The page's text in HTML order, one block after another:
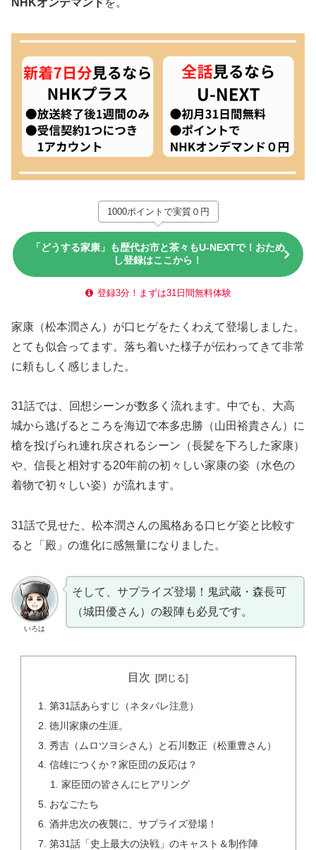
NHKオンデマンドを。
1000ポイントで実質０円
「どうする家康」も歴代お市と茶々もU-NEXTで！おため
し登録はここから！
登録3分！まずは31日間無料体験
家康（松本潤さん）が口ヒゲをたくわえて登場しました。
とても似合ってます。落ち着いた様子が伝わってきて非常
に頼もしく感じました。
31話では、回想シーンが数多く流れます。中でも、大高
城から逃げるところを海辺で本多忠勝（山田裕貴さん）に
槍を投げられ連れ戻されるシーン（長髪を下ろした家康）
や、信長と相対する20年前の初々しい家康の姿（水色の
着物で初々しい姿）が流れます。
31話で見せた、松本潤さんの風格ある口ヒゲ姿と比較す
ると「殿」の進化に感無量になりました。
いろは
そして、サプライズ登場！鬼武蔵・森長可
（城田優さん）の殺陣も必見です。
目次
第31話あらすじ（ネタバレ注意）
徳川家康の生涯。
秀吉（ムロツヨシさん）と石川数正（松重豊さん）
信雄につくか？家臣団の反応は？
家臣団の皆さんにヒアリング
おなごたち
酒井忠次の夜襲に、サプライズ登場！
第31話「史上最大の決戦」のキャスト＆制作陣